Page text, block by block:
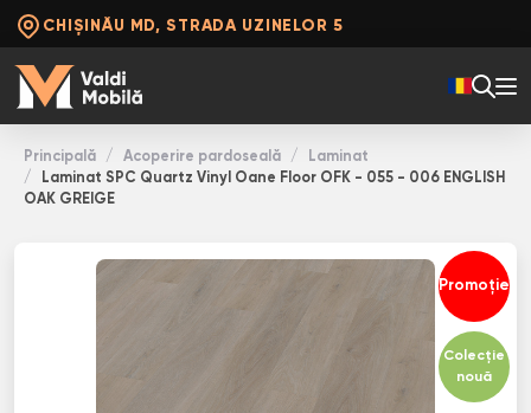
CHIȘINĂU MD, STRADA UZINELOR 5
Principală Acoperire pardoseală
Laminat
Laminat SPC Quartz Vinyl Oane Floor OFK - 055 - 006 ENGLISH
OAK GREIGE
Promoție
Colecție
nouă